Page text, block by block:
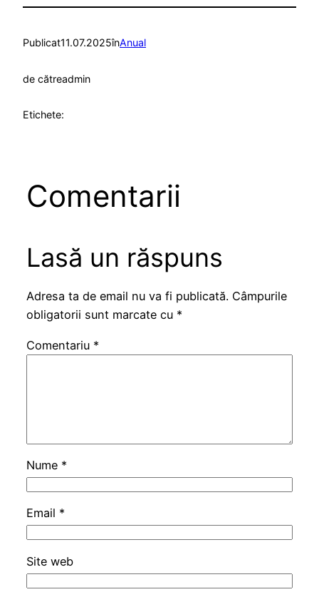
Publicat11.07.2025înAnual
de cătreadmin
Etichete:
Comentarii
Lasă un răspuns
Adresa ta de email nu va fi publicată. Câmpurile
obligatorii sunt marcate cu *
Comentariu *
Nume *
Email *
Site web